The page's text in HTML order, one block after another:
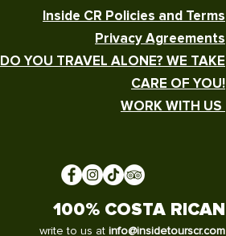
Inside CR Policies and Terms
Privacy Agreements
DO YOU TRAVEL ALONE? WE TAKE
CARE OF YOU!
WORK WITH US
100% COSTA RICAN
write to us at info@insidetourscr.com